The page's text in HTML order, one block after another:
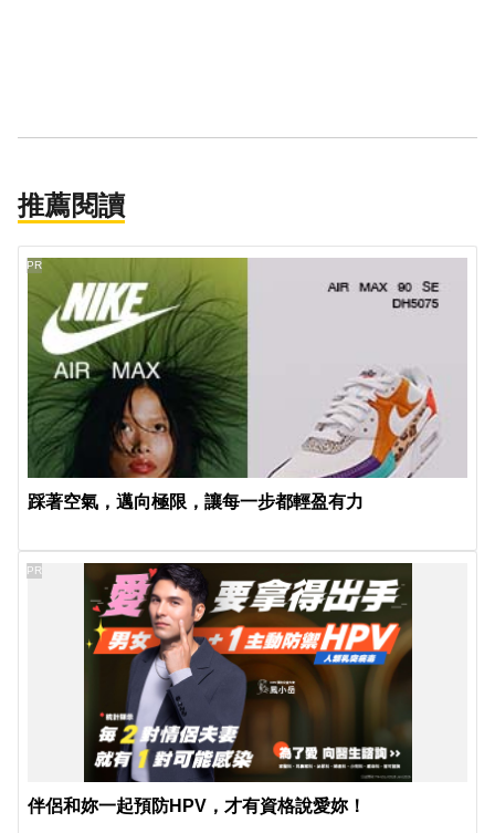
推薦閱讀
踩著空氣，邁向極限，讓每一步都輕盈有力
PR
伴侶和妳一起預防HPV，才有資格說愛妳！
PR